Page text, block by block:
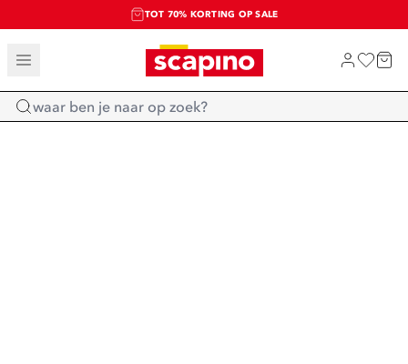
TOT 70% KORTING OP SALE
SALE: LAATSTE KANS!
SHOP NIEUW
Home